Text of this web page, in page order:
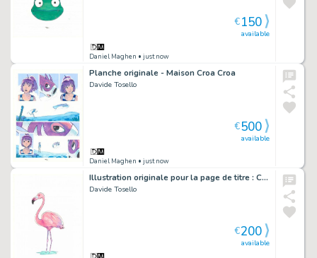
Daniel Maghen • just now
available
€150
Planche originale - Maison Croa Croa
Davide Tosello
Daniel Maghen • just now
available
€500
Illustration originale pour la page de titre : Chapitre 10, Musique et souvernirs - Maison Croa Croa
Davide Tosello
available
€200